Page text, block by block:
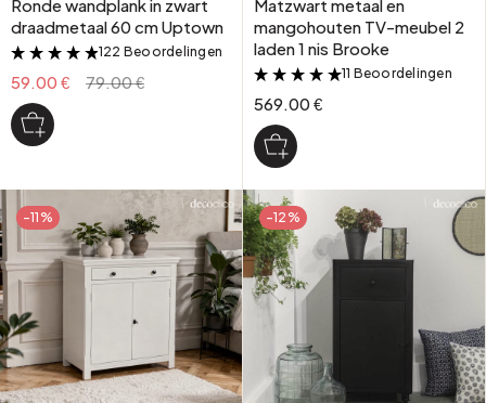
Ronde wandplank in zwart
draadmetaal 60 cm Uptown
&
122 Beoordelingen
59.00 € 79.00 €
Matzwart metaal en
mangohouten TV-meubel 2
laden 1 nis Brooke
&
11 Beoordelingen
569.00 €
-11% -12%